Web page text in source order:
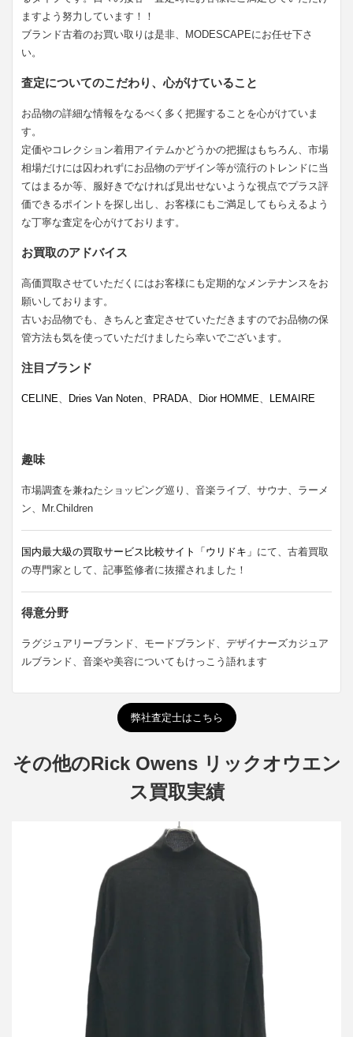
ますよう努力しています！！
ブランド古着のお買い取りは是非、MODESCAPEにお任せ下さ
い。
査定についてのこだわり、心がけていること
お品物の詳細な情報をなるべく多く把握することを心がけていま
す。
定価やコレクション着用アイテムかどうかの把握はもちろん、市場
相場だけには囚われずにお品物のデザイン等が流行のトレンドに当
てはまるか等、服好きでなければ見出せないような視点でプラス評
価できるポイントを探し出し、お客様にもご満足してもらえるよう
な丁寧な査定を心がけております。
お買取のアドバイス
高価買取させていただくにはお客様にも定期的なメンテナンスをお
願いしております。
古いお品物でも、きちんと査定させていただきますのでお品物の保
管方法も気を使っていただけましたら幸いでございます。
注目ブランド
CELINE、 Dries Van Noten、 PRADA、 Dior HOMME、 LEMAIRE
趣味
市場調査を兼ねたショッピング巡り、音楽ライブ、サウナ、ラーメ
ン、Mr.Children
国内最大級の買取サービス比較サイト「ウリドキ」 にて、古着買取
の専門家として、記事監修者に抜擢されました！
得意分野
ラグジュアリーブランド、モードブランド、デザイナーズカジュア
ルブランド、音楽や美容についてもけっこう語れます
弊社査定士はこちら
その他のRick Owens リックオウエン
ス買取実績
リックオウエンス 17SS カシミヤモックネックニットセーター